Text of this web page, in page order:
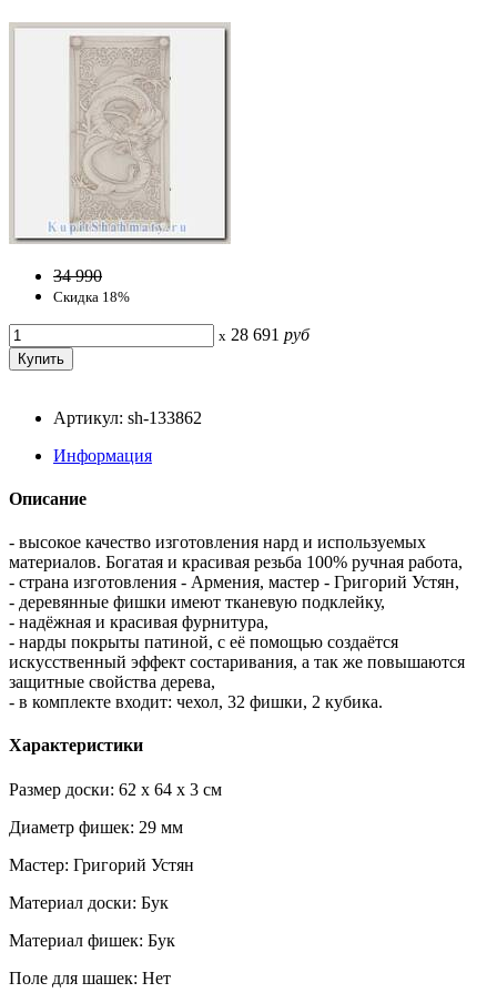
34 990
Скидка 18%
x 28 691 руб
Артикул: sh-133862
Информация
Описание
- высокое качество изготовления нард и используемых
материалов. Богатая и красивая резьба 100% ручная работа,
- страна изготовления - Армения, мастер - Григорий Устян,
- деревянные фишки имеют тканевую подклейку,
- надёжная и красивая фурнитура,
- нарды покрыты патиной, с её помощью создаётся
искусственный эффект состаривания, а так же повышаются
защитные свойства дерева,
- в комплекте входит: чехол, 32 фишки, 2 кубика.
Характеристики
Размер доски: 62 x 64 x 3 см
Диаметр фишек: 29 мм
Мастер: Григорий Устян
Материал доски: Бук
Материал фишек: Бук
Поле для шашек: Нет